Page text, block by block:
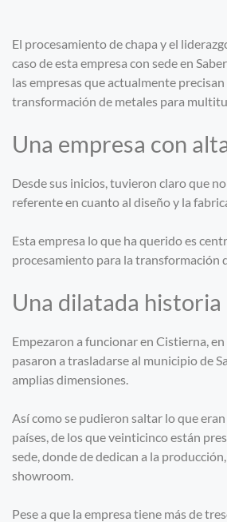
El procesamiento de chapa y el
caso de esta empresa con sede en
las empresas que actualmente
transformación de metales para
Una empresa con
Desde sus inicios, tuvieron claro que
referente en cuanto al diseño y la
Esta empresa lo que ha querido es
procesamiento para la transformación
Una dilatada historia
Empezaron a funcionar en Cistierna,
pasaron a trasladarse al municipio de
amplias dimensiones.
Así como se pudieron saltar lo que
países, de los que veinticinco están
sede, donde de dedican a la
showroom.
Pese a que la empresa tiene más de